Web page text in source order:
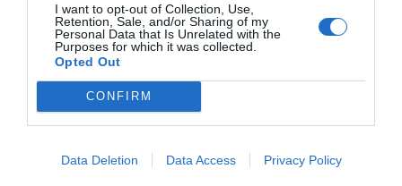
I want to opt-out of Collection, Use,
Retention, Sale, and/or Sharing of my
Personal Data that Is Unrelated with the
Purposes for which it was collected.
Opted Out
CONFIRM
Data Deletion Data Access Privacy Policy